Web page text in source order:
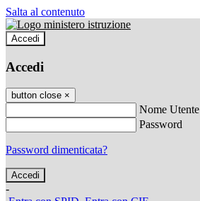
Salta al contenuto
Accedi
Accedi
button close ×
Nome Utente
Password
Password dimenticata?
-